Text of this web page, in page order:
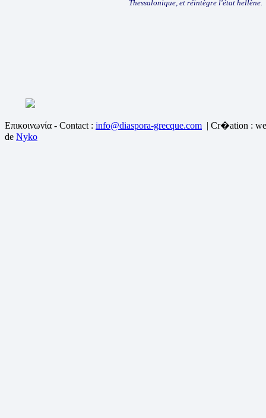
Thessalonique, et réintègre l'état hellène.
Επικοινωνία - Contact : info@diaspora-grecque.com | Cr�ation :
de Nyko